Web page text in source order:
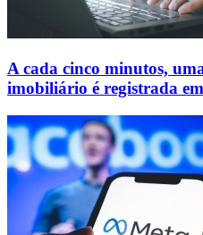
A cada cinco minutos,
imobiliário é registrada